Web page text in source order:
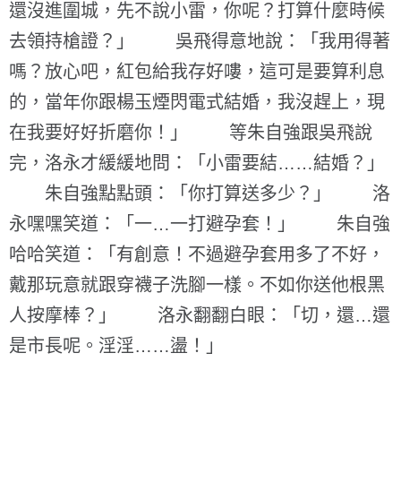
還沒進圍城，先不說小雷，你呢？打算什麼時候
去領持槍證？」 吳飛得意地說：「我用得著
嗎？放心吧，紅包給我存好嘍，這可是要算利息
的，當年你跟楊玉煙閃電式結婚，我沒趕上，現
在我要好好折磨你！」 等朱自強跟吳飛說
完，洛永才緩緩地問：「小雷要結……結婚？」
朱自強點點頭：「你打算送多少？」 洛
永嘿嘿笑道：「一…一打避孕套！」 朱自強
哈哈笑道：「有創意！不過避孕套用多了不好，
戴那玩意就跟穿襪子洗腳一樣。不如你送他根黑
人按摩棒？」 洛永翻翻白眼：「切，還…還
是市長呢。淫淫……盪！」